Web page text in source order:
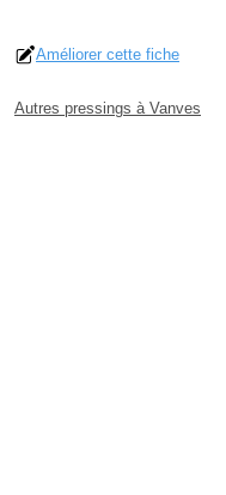
Améliorer cette fiche
Autres pressings à Vanves